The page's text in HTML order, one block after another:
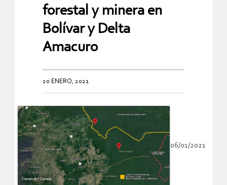
militariza extracción
forestal y minera en
Bolívar y Delta
20 ENERO, 2021